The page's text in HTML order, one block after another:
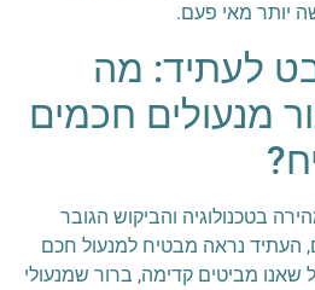
יותר מאי פעם.
לעתיד: מה
מנעולים חכמים
בטכנולוגיה והביקוש הגובר
העתיד נראה מבטיח למנעול חכם
מביטים קדימה, ברור שמנעולי